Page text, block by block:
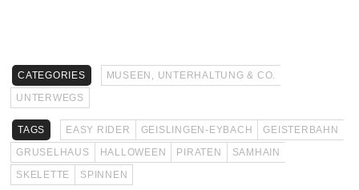
CATEGORIES
MUSEEN, UNTERHALTUNG & CO.
UNTERWEGS
TAGS EASY RIDER GEISLINGEN-EYBACH
GEISTERBAHN
GRUSELHAUS
HALLOWEEN PIRATEN
SAMHAIN
SKELETTE
SPINNEN